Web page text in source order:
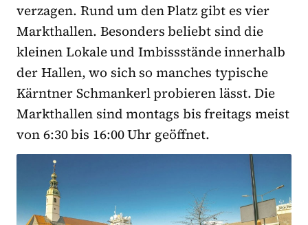
verzagen. Rund um den Platz gibt es vier
Markthallen. Besonders beliebt sind die
kleinen Lokale und Imbissstände innerhalb
der Hallen, wo sich so manches typische
Kärntner Schmankerl probieren lässt. Die
Markthallen sind montags bis freitags meist
von 6:30 bis 16:00 Uhr geöffnet.